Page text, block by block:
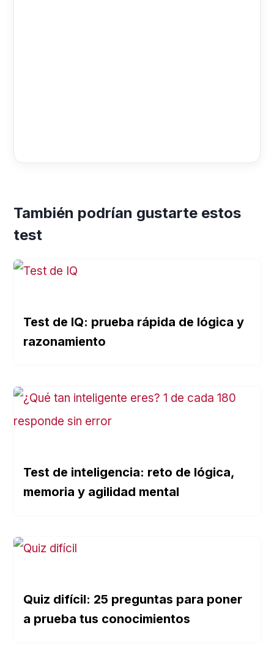
También podrían gustarte estos
test
Test de IQ: prueba rápida de lógica y
razonamiento
Test de inteligencia: reto de lógica,
memoria y agilidad mental
Quiz difícil: 25 preguntas para poner
a prueba tus conocimientos